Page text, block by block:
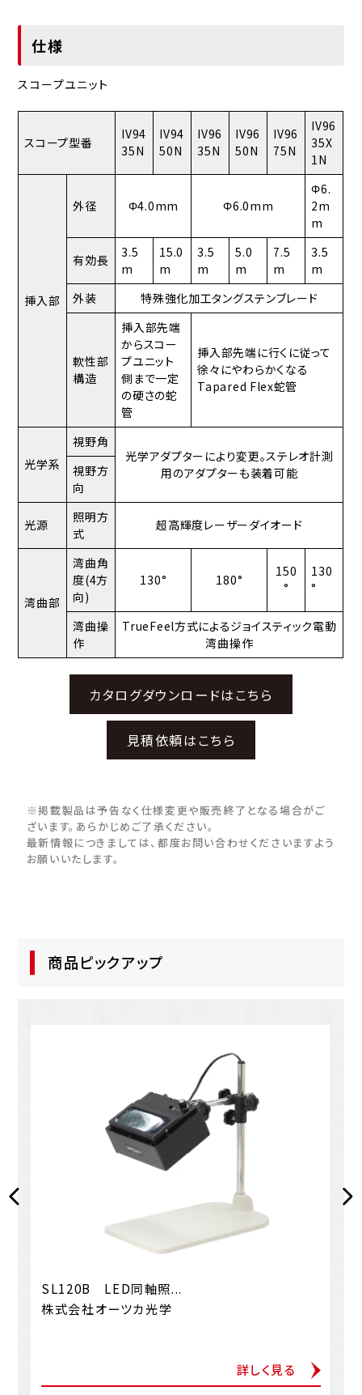
仕様
スコープユニット
スコープ型番
IV94
35N
IV94
50N
IV96
35N
IV96
50N
IV96
75N
IV96
35X
1N
挿入部
外径 Φ4.0mm Φ6.0mm
Φ6.
2m
m
有効長
3.5
m
15.0
m
3.5
m
5.0
m
7.5
m
3.5
m
外装
特殊強化加工タングステンブレード
軟性部
構造
挿入部先端
からスコー
プユニット
側まで一定
の硬さの蛇
管
挿入部先端に行くに従って
徐々にやわらかくなる
Tapared Flex蛇管
光学系
視野角
光学アダプターにより変更。ステレオ計測
用のアダプターも装着可能
視野方
向
光源
照明方
式
超高輝度レーザーダイオード
湾曲部
湾曲角
度(4方
向)
130° 180°
150
°
130
°
湾曲操
作
TrueFeel方式によるジョイスティック電動
湾曲操作
カタログダウンロードはこちら
見積依頼はこちら
※掲載製品は予告なく仕様変更や販売終了となる場合がご
ざいます。あらかじめご了承ください。
最新情報につきましては、都度お問い合わせくださいますよう
お願いいたします。
商品ピックアップ
SL120B LED同軸照...
株式会社オーツカ光学
詳しく見る